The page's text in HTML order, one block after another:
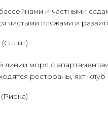
и частными
чистыми пляжами и
моря с
рестораны, яхт-